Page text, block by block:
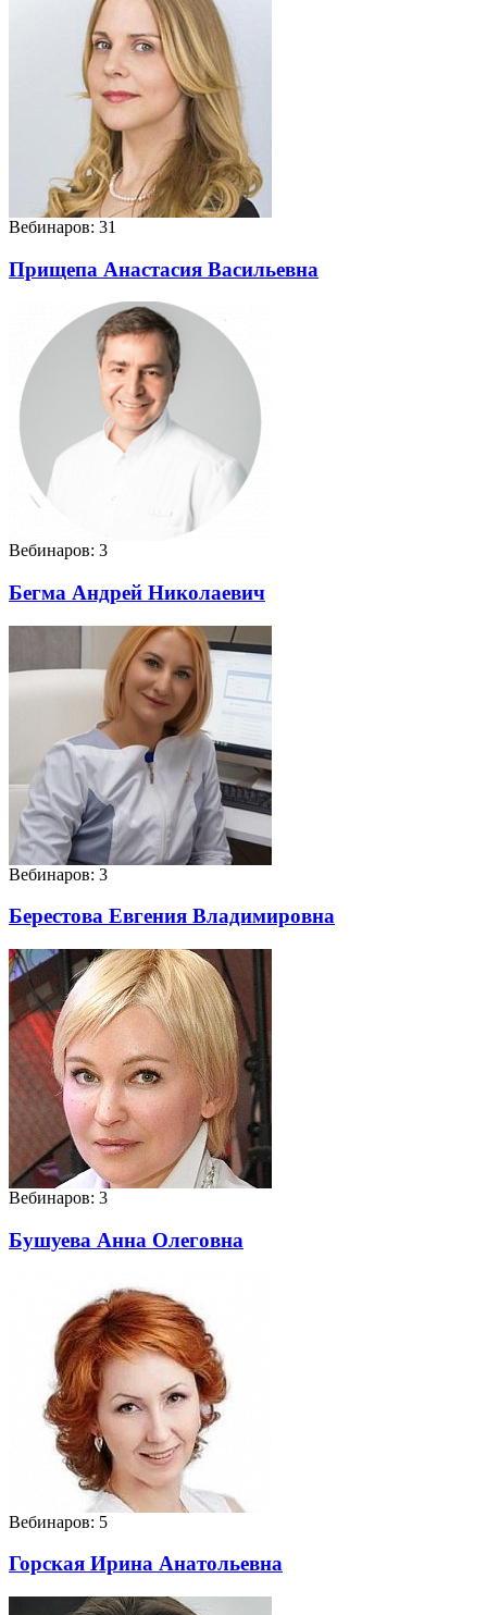
Вебинаров: 31
Прищепа Анастасия Васильевна
Вебинаров: 3
Бегма Андрей Николаевич
Вебинаров: 3
Берестова Евгения Владимировна
Вебинаров: 3
Бушуева Анна Олеговна
Вебинаров: 5
Горская Ирина Анатольевна